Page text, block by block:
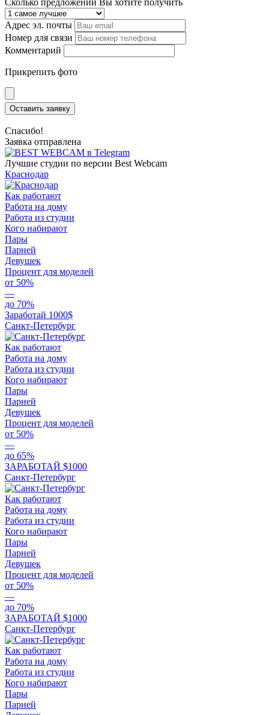
Адрес эл. почты
Номер для связи
Комментарий
Прикрепить фото
Оставить заявку
Спасибо!
Заявка отправлена
Лучшие студии по версии Best Webcam
Краснодар
Как работают
Работа на дому
Работа из студии
Кого набирают
Пары
Парней
Девушек
Процент для моделей
от 50%
—
до 70%
Заработай 1000$
Санкт-Петербург
Как работают
Работа на дому
Работа из студии
Кого набирают
Пары
Парней
Девушек
Процент для моделей
от 50%
—
до 65%
ЗАРАБОТАЙ $1000
Санкт-Петербург
Как работают
Работа на дому
Работа из студии
Кого набирают
Пары
Парней
Девушек
Процент для моделей
от 50%
—
до 70%
ЗАРАБОТАЙ $1000
Санкт-Петербург
Как работают
Работа на дому
Работа из студии
Кого набирают
Пары
Парней